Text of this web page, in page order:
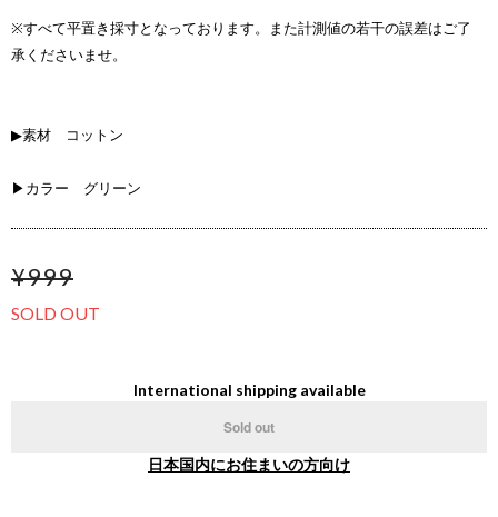
※すべて平置き採寸となっております。また計測値の若干の誤差はご了
承くださいませ。
▶素材 コットン
▶カラー グリーン
¥999
SOLD OUT
International shipping available
Sold out
日本国内にお住まいの方向け